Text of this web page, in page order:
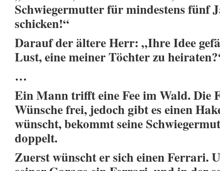
Schwiegermutter für mindestens fünf
schicken!“
Darauf der ältere Herr: „Ihre Idee
Lust, eine meiner Töchter zu
…
Ein Mann trifft eine Fee im Wald. Die
Wünsche frei, jedoch gibt es einen
wünscht, bekommt seine
doppelt.
Zuerst wünscht er sich einen Ferrari.